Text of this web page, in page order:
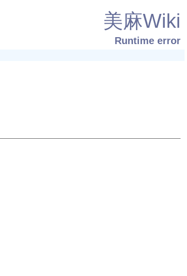
美麻Wiki
Runtime error